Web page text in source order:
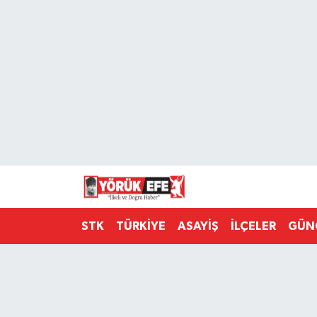
STK TÜRKİYE ASAYİŞ İLÇELER
Süper Lig Puan Durumu ve Fikstür
Tüm Manşetler